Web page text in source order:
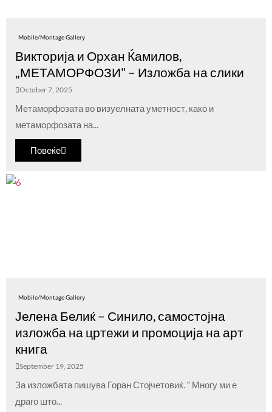
Mobile/Montage Gallery
Викторија и Орхан Ќамилов,
„МЕТАМОРФОЗИ" – Изложба на слики
October 7, 2025
Метаморфозата во визуелната уметнoст, како и
метаморфозата на...
Повеќе
Mobile/Montage Gallery
Јелена Белиќ – Синило, самостојна
изложба на цртежи и промоција на арт
книга
September 19, 2025
За изложбата пишува Горан Стојчетовиќ. “ Многу ми е
драго што...